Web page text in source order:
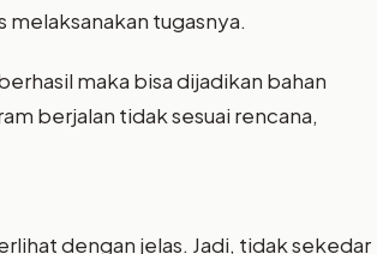
melaksanakan tugasnya.
maka bisa dijadikan bahan
berjalan tidak sesuai rencana,
dengan jelas. Jadi, tidak sekedar